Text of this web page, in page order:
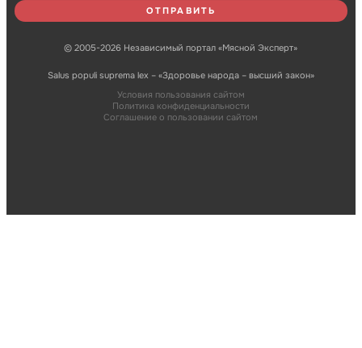
© 2005-2026 Независимый портал «Мясной Эксперт»
Salus populi suprema lex – «Здоровье народа – высший закон»
Условия пользования сайтом
Политика конфиденциальности
Соглашение о пользовании сайтом